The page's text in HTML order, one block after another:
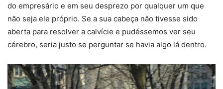
do empresário e em seu desprezo por qualquer um que
não seja ele próprio. Se a sua cabeça não tivesse sido
aberta para resolver a calvície e pudéssemos ver seu
cérebro, seria justo se perguntar se havia algo lá dentro.